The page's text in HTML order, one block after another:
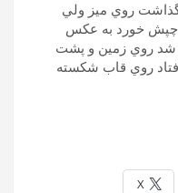
روي ميز ولي
چپش خورد به عکس
شد روي زمين و پشت
روي قاب شکسته
X